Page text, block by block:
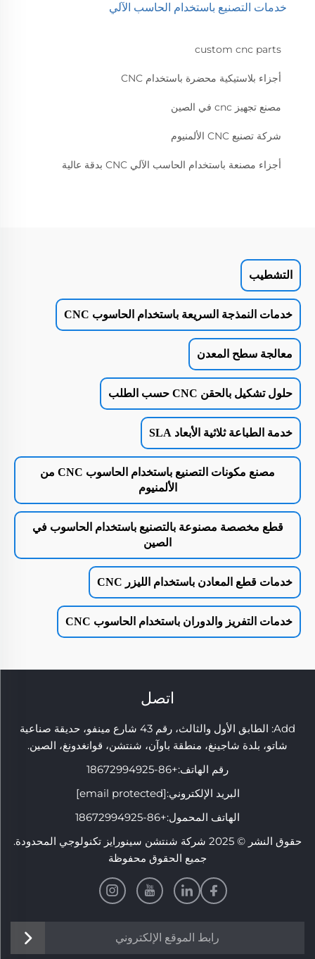
خدمات التصنيع باستخدام الحاسب الآلي
custom cnc parts
أجزاء بلاستيكية محضرة باستخدام CNC
مصنع تجهيز cnc في الصين
شركة تصنيع CNC الألمنيوم
أجزاء مصنعة باستخدام الحاسب الآلي CNC بدقة عالية
التشطيب
خدمات النمذجة السريعة باستخدام الحاسوب CNC
معالجة سطح المعدن
حلول تشكيل بالحقن CNC حسب الطلب
خدمة الطباعة ثلاثية الأبعاد SLA
مصنع مكونات التصنيع باستخدام الحاسوب CNC من
الألمنيوم
قطع مخصصة مصنوعة بالتصنيع باستخدام الحاسوب في
الصين
خدمات قطع المعادن باستخدام الليزر CNC
خدمات التفريز والدوران باستخدام الحاسوب CNC
اتصل
Add: الطابق الأول والثالث، رقم 43 شارع مينفو، حديقة صناعية
شاتو، بلدة شاجينغ، منطقة باوآن، شنتشن، قوانغدونغ، الصين.
رقم الهاتف:+86-18672994925
البريد الإلكتروني:[email protected]
الهاتف المحمول:+86-18672994925
حقوق النشر © 2025 شركة شنتشن سينورايز تكنولوجي المحدودة.
جميع الحقوق محفوظة
رابط الموقع الإلكتروني